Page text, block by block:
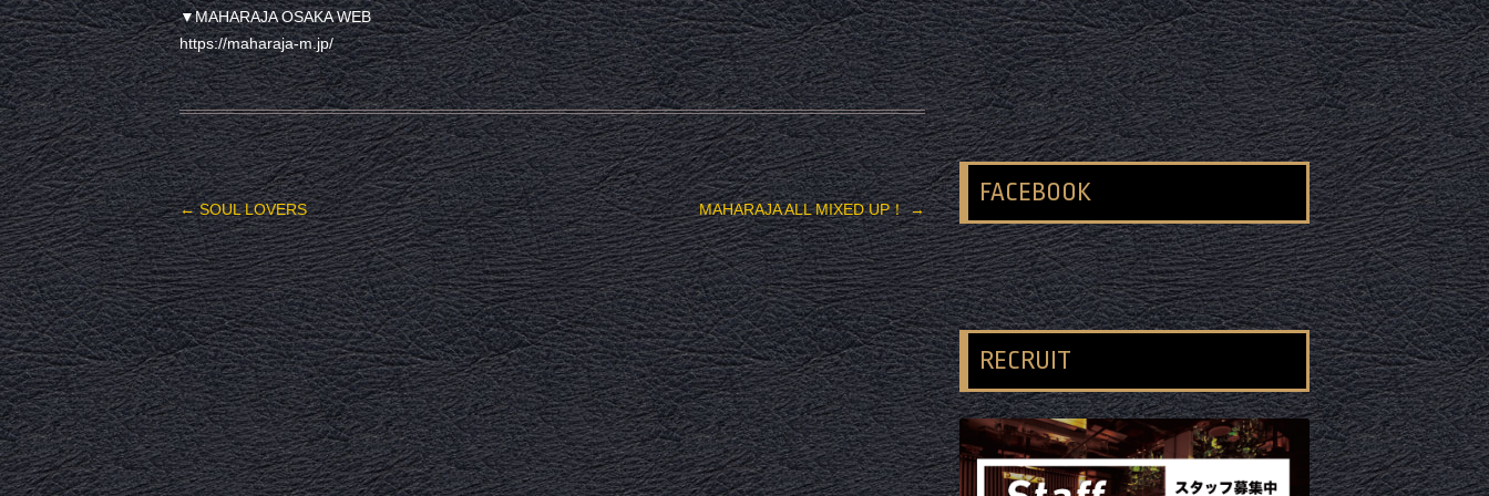
▼MAHARAJA OSAKA WEB
https://maharaja-m.jp/
投稿ナビゲーション
←SOUL LOVERS MAHARAJA ALL MIXED UP！→
FACEBOOK
RECRUIT